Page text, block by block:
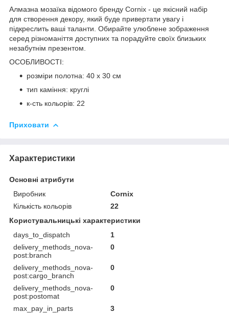
Алмазна мозаїка відомого бренду Cornix - це якісний набір
для створення декору, який буде привертати увагу і
підкреслить ваші таланти. Обирайте улюблене зображення
серед різноманіття доступних та порадуйте своїх близьких
незабутнім презентом.
ОСОБЛИВОСТІ:
розміри полотна: 40 x 30 см
тип каміння: круглі
к-сть кольорів: 22
Приховати
Характеристики
Основні атрибути
Виробник
Cornix
Кількість кольорів
22
Користувальницькі характеристики
days_to_dispatch
1
delivery_methods_nova-
post:branch
0
delivery_methods_nova-
post:cargo_branch
0
delivery_methods_nova-
post:postomat
0
max_pay_in_parts
3